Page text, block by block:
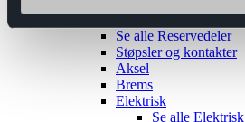
Reservedeler
Se alle Reservedeler
Støpsler og kontakter
Aksel
Brems
Elektrisk
Se alle Elektrisk